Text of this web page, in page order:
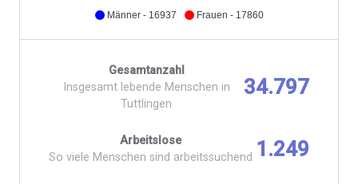
Männer - 16937 Frauen - 17860
Gesamtanzahl
Insgesamt lebende Menschen in
Tuttlingen
34.797
Arbeitslose
So viele Menschen sind arbeitssuchend 1.249